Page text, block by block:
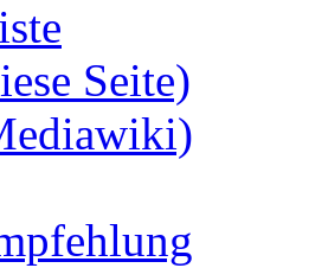
Seite)